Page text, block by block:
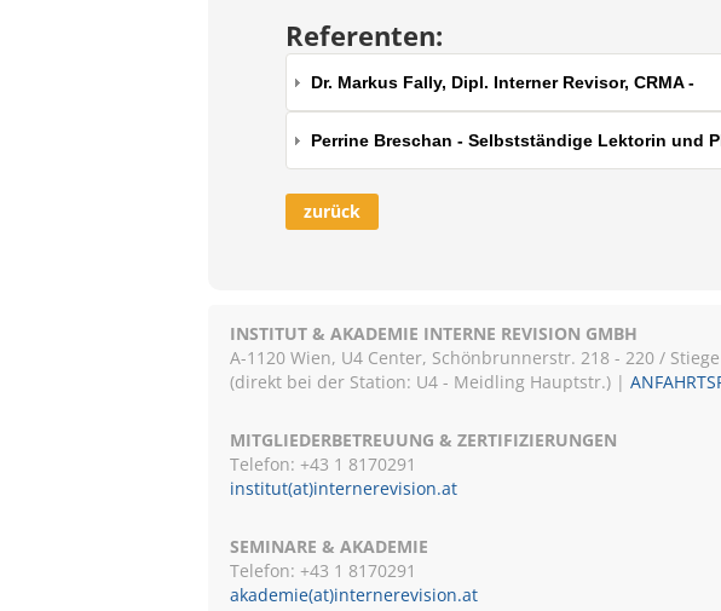
Referenten:
Dr. Markus Fally, Dipl. Interner Revisor, CRMA -
Perrine Breschan - Selbstständige Lektorin und
zurück
INSTITUT & AKADEMIE INTERNE REVISION GMBH
A-1120 Wien, U4 Center, Schönbrunnerstr. 218 - 220 /
(direkt bei der Station: U4 - Meidling Hauptstr.) |
MITGLIEDERBETREUUNG & ZERTIFIZIERUNGEN
Telefon: +43 1 8170291
institut(at)internerevision.at
SEMINARE & AKADEMIE
Telefon: +43 1 8170291
akademie(at)internerevision.at